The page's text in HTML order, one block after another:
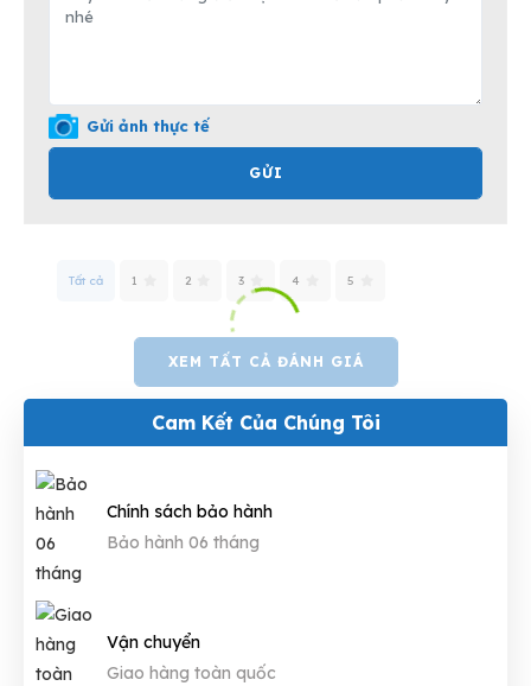
Gửi ảnh thực tế
GỬI
Tất cả 1 2 3 4 5
XEM TẤT CẢ ĐÁNH GIÁ
Cam Kết Của Chúng Tôi
Chính sách bảo hành
Bảo hành 06 tháng
Vận chuyển
Giao hàng toàn quốc